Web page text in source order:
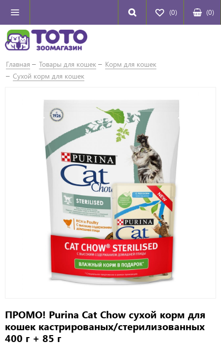
(0) (0)
Главная Товары для кошек
Корм для кошек
Сухой корм для кошек
ПРОМО! Purina Cat Chow сухой корм для
кошек кастрированых/стерилизованных
400 г + 85 г